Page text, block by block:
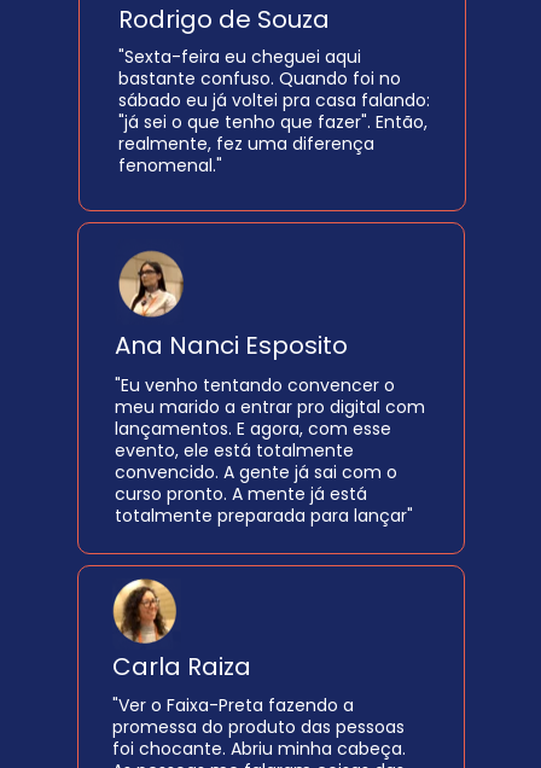
Rodrigo de Souza
"Sexta-feira eu cheguei aqui
bastante confuso. Quando foi no
sábado eu já voltei pra casa falando:
"já sei o que tenho que fazer". Então,
realmente, fez uma diferença
fenomenal."
Carla Raiza
"Ver o Faixa-Preta fazendo a
promessa do produto das pessoas
foi chocante. Abriu minha cabeça.
Ana Nanci Esposito
"Eu venho tentando convencer o
meu marido a entrar pro digital com
lançamentos. E agora, com esse
evento, ele está totalmente
convencido. A gente já sai com o
curso pronto. A mente já está
totalmente preparada para lançar"